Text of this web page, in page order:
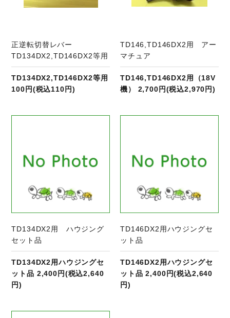
正逆転切替レバー
TD134DX2,TD146DX2等用
TD134DX2,TD146DX2等用
100円(税込110円)
TD146,TD146DX2用 アー
マチュア
TD146,TD146DX2用（18V
機） 2,700円(税込2,970円)
TD134DX2用 ハウジング
セット品
TD134DX2用ハウジングセ
ット品 2,400円(税込2,640
円)
TD146DX2用ハウジングセ
ット品
TD146DX2用ハウジングセ
ット品 2,400円(税込2,640
円)